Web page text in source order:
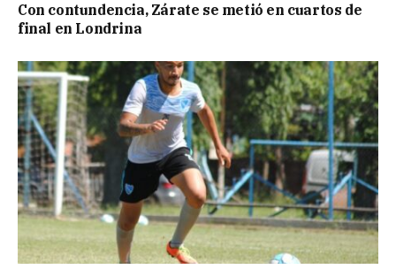
Con contundencia, Zárate se metió en cuartos de
final en Londrina